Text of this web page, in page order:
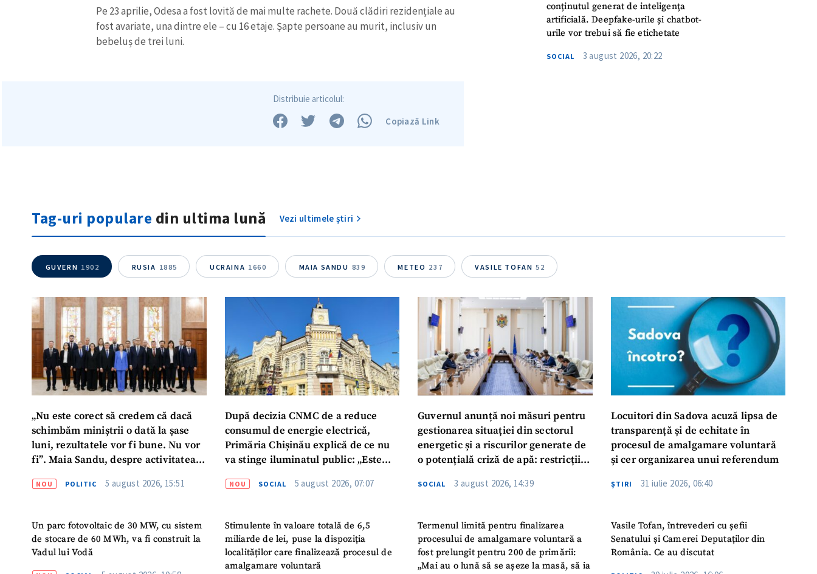
Pe 23 aprilie, Odesa a fost lovită de mai multe rachete. Două clădiri rezidențiale au
fost avariate, una dintre ele – cu 16 etaje. Șapte persoane au murit, inclusiv un
bebeluș de trei luni.
Distribuie articolul:
Copiază Link
conținutul generat de inteligența
artificială. Deepfake-urile și chatbot-
urile vor trebui să fie etichetate
SOCIAL 3 august 2026, 20:22
Tag-uri populare din ultima lună Vezi ultimele știri
GUVERN 1902 RUSIA 1885 UCRAINA 1660 MAIA SANDU 839 METEO 237 VASILE TOFAN 52
„Nu este corect să credem că dacă
schimbăm miniștrii o dată la șase
luni, rezultatele vor fi bune. Nu vor
fi”. Maia Sandu, despre activitatea
NOU POLITIC 5 august 2026, 15:51
Un parc fotovoltaic de 30 MW, cu sistem
de stocare de 60 MWh, va fi construit la
Vadul lui Vodă
După decizia CNMC de a reduce
consumul de energie electrică,
Primăria Chișinău explică de ce nu
va stinge iluminatul public: „Este
NOU SOCIAL 5 august 2026, 07:07
Stimulente în valoare totală de 6,5
miliarde de lei, puse la dispoziția
localităților care finalizează procesul de
amalgamare voluntară
Guvernul anunță noi măsuri pentru
gestionarea situației din sectorul
energetic și a riscurilor generate de
o potențială criză de apă: restricții
SOCIAL 3 august 2026, 14:39
Termenul limită pentru finalizarea
procesului de amalgamare voluntară a
fost prelungit pentru 200 de primării:
„Mai au o lună să se așeze la masă, să ia
Locuitori din Sadova acuză lipsa de
transparență și de echitate în
procesul de amalgamare voluntară
și cer organizarea unui referendum
ŞTIRI 31 iulie 2026, 06:40
Vasile Tofan, întrevederi cu șefii
Senatului și Camerei Deputaților din
România. Ce au discutat